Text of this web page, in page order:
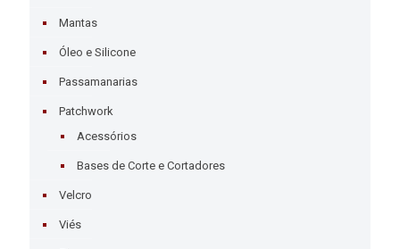
Mantas
Óleo e Silicone
Passamanarias
Patchwork
Acessórios
Bases de Corte e Cortadores
Velcro
Viés